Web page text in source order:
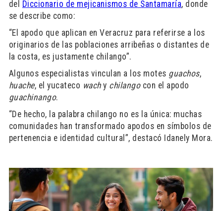
del Diccionario de mejicanismos de Santamaría, donde
se describe como:
“El apodo que aplican en Veracruz para referirse a los
originarios de las poblaciones arribeñas o distantes de
la costa, es justamente chilango”.
Algunos especialistas vinculan a los motes guachos,
huache, el yucateco wachy chilangocon el apodo
guachinango.
“De hecho, la palabra chilango no es la única: muchas
comunidades han transformado apodos en símbolos de
pertenencia e identidad cultural”, destacó Idanely Mora.